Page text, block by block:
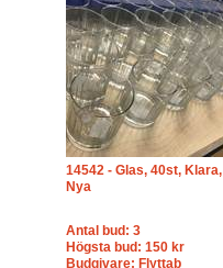
14542 - Glas, 40st, Klara,
Nya
Antal bud: 3
Högsta bud: 150 kr
Budgivare: Flyttab